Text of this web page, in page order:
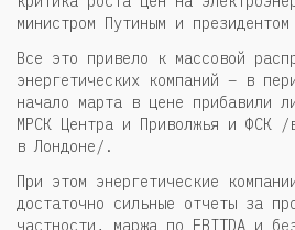
министром Путиным и
Все это привело к массовой
энергетических компаний – в
начало марта в цене прибавили
МРСК Центра и Приволжья и ФСК /
в Лондоне/.
При этом энергетические
достаточно сильные отчеты за
частности, маржа по EBITDA и